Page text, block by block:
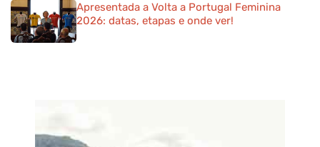
Apresentada a Volta a Portugal Feminina
2026: datas, etapas e onde ver!